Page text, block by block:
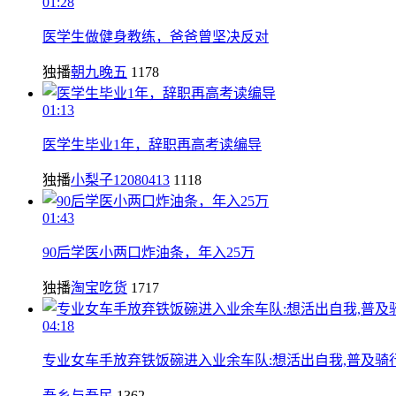
医学生做健身教练，爸爸曾坚决反对
独播朝九晚五 1178
01:13
医学生毕业1年，辞职再高考读编导
独播小梨子12080413 1118
01:43
90后学医小两口炸油条，年入25万
独播淘宝吃货 1717
04:18
专业女车手放弃铁饭碗进入业余车队:想活出自我,普及骑